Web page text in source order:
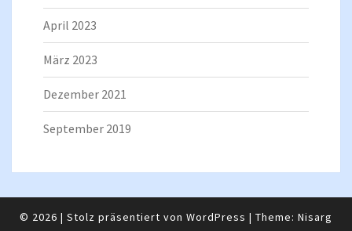
April 2023
März 2023
Dezember 2021
September 2019
© 2026 | Stolz präsentiert von WordPress | Theme: Nisarg